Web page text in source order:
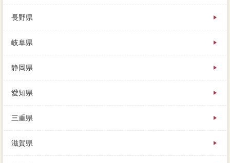
長野県
岐阜県
静岡県
愛知県
三重県
滋賀県